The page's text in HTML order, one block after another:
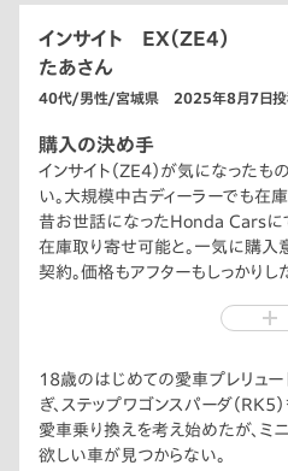
インサイト EX（ZE4）
たあさん
40代/男性/宮城県 2025年8月7日投
購入の決め手
インサイト（ZE4）が気になったも
い。大規模中古ディーラーでも在
昔お世話になったHonda Carsに
在庫取り寄せ可能と。一気に購入
契約。価格もアフターもしっかり
18歳のはじめての愛車プレリュ
ぎ、ステップワゴンスパーダ（RK5
愛車乗り換えを考え始めたが、ミ
欲しい車が見つからない。